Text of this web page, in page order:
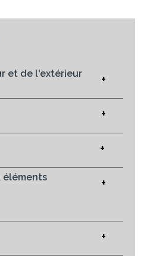
et de l'extérieur +
+
+
éléments
+
+